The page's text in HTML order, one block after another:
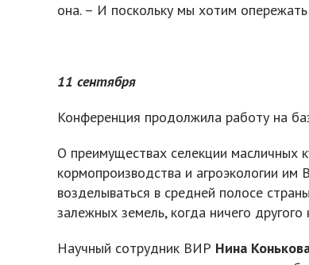
она. – И поскольку мы хотим
11 сентября
Конференция продолжила работу на
О преимуществах селекции масличных
кормопроизводства и агроэкологии
возделываться в средней полосе
залежных земель, когда ничего
Научный сотрудник ВИР Нина